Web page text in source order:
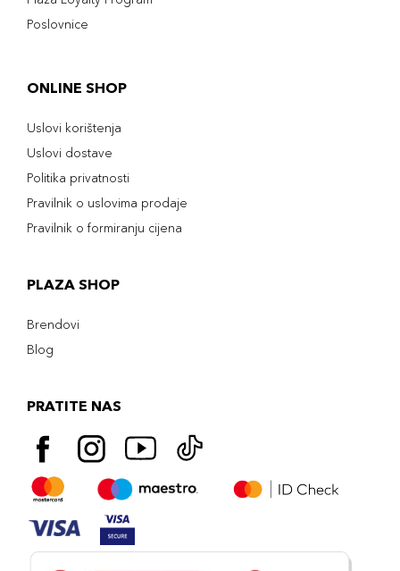
Poslovnice
ONLINE SHOP
Uslovi korištenja
Uslovi dostave
Politika privatnosti
Pravilnik o uslovima prodaje
Pravilnik o formiranju cijena
PLAZA SHOP
Brendovi
Blog
PRATITE NAS